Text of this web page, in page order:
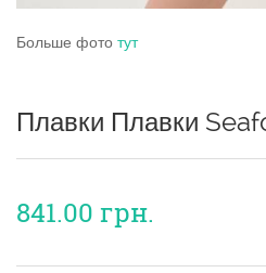
Больше фото тут
Плавки Плавки
841.00 грн.